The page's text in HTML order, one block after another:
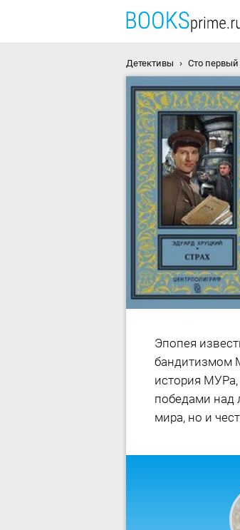
Детективы Сто первый
Эпопея
бандитизмом
история
победами над
мира, но и